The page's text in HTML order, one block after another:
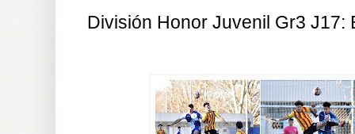
División Honor Juvenil Gr3 J17: